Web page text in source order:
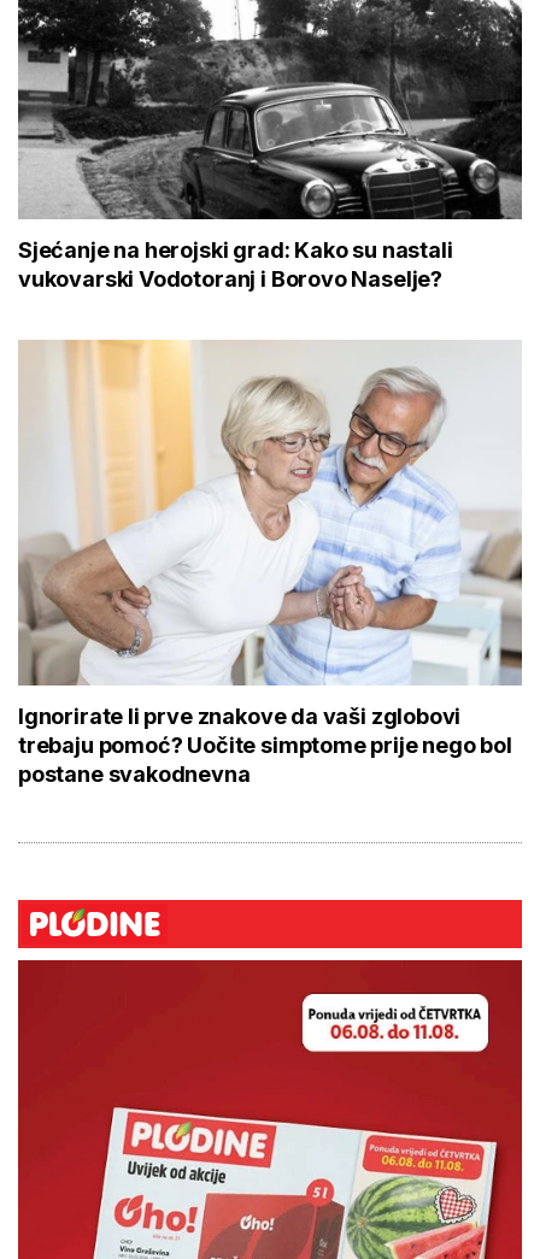
Sjećanje na herojski grad: Kako su nastali
vukovarski Vodotoranj i Borovo Naselje?
Ignorirate li prve znakove da vaši zglobovi
trebaju pomoć? Uočite simptome prije nego bol
postane svakodnevna